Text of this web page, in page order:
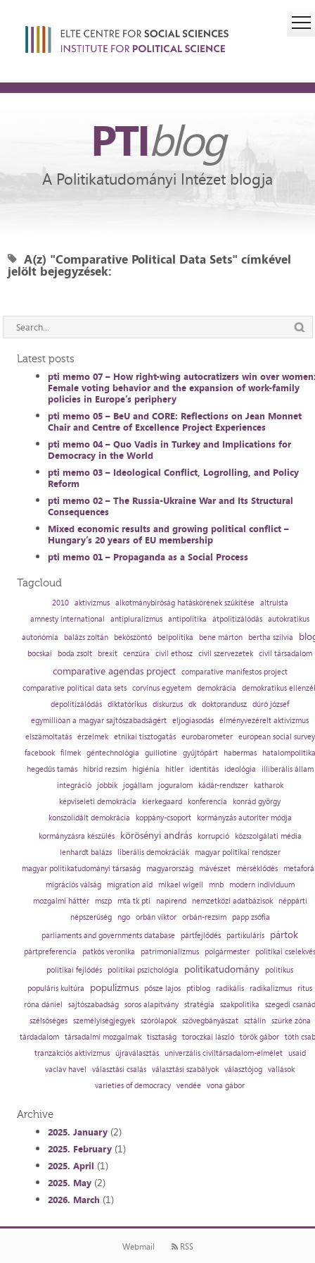
PTIblog
A Politikatudományi Intézet blogja
A(z) "Comparative Political Data Sets" címkével
jelölt bejegyzések:
Latest posts
pti memo 07 – How right-wing autocratizers win over
Female voting behavior and the expansion of work-family
policies in Europe’s periphery
pti memo 05 – BeU and CORE: Reflections on Jean Monnet
Chair and Centre of Excellence Project Experiences
pti memo 04 – Quo Vadis in Turkey and Implications for
Democracy in the World
pti memo 03 – Ideological Conflict, Logrolling, and Policy
Reform
pti memo 02 – The Russia-Ukraine War and Its Structural
Consequences
Mixed economic results and growing political conflict –
Hungary’s 20 years of EU membership
pti memo 01 – Propaganda as a Social Process
Tagcloud
2010 aktivizmus alkotmánybíróság hatáskörének szűkítése
altruista
amnesty international
antipluralizmus antipolitika átpolitizálódás autokratikus
autonómia
balázs zoltán beköszöntő belpolitika bene márton bertha szilvia
bocskai boda zsolt brexit cenzúra civil ethosz civil szervezetek civil társadalom
comparative agendas project
comparative manifestos project
comparative political data sets corvinus egyetem demokrácia
demokratikus
depolitizálódás diktatórikus diskurzus dk doktorandusz dúró józsef
egymillióan a magyar sajtószabadságért eljogiasodás élményvezérelt aktivizmus
elszámoltatás
érzelmek etnikai tisztogatás eurobarometer
european social survey
facebook
filmek géntechnológia guillotine gyűjtőpárt habermas
hatalompolitika
hegedűs tamás
hibrid rezsim higiénia hitler identitás ideológia
illiberális állam
integráció
jobbik jogállam joguralom kádár-rendszer
katharok
képviseleti demokrácia
kierkegaard konferencia
konrád györgy
konszolidált demokrácia
koppány-csoport
kormányzás autoriter módja
kormányzásra készülés
körösényi andrás korrupció
közszolgálati média
lenhardt balázs
liberális demokráciák
magyar politikai rendszer
magyar politikatudományi társaság
magyarország mávészet mérséklődés
migrációs válság
migration aid mikael wigell mnb
modern individuum
mozgalmi háttér
mszp mta tk pti napirend nemzetközi adatbázisok
néppárti
népszerűség
ngo orbán viktor orbán-rezsim
papp zsófia
parliaments and governments database
pártfejlődés partikuláris pártok
pártpreferencia patkós veronika patrimonializmus polgármester
politikai
politikai fejlődés
politikai pszichológia politikatudomány
politikus
populáris kultúra
populizmus pősze lajos ptiblog radikális radikalizmus
rítus
róna dániel
sajtószabadság soros alapítvány stratégia szakpolitika
szegedi
szélsőséges
személyiségjegyek szórólapok szövegbányászat sztálin
szürke zóna
tárdadalom társadalmi mozgalmak tisztaság toroczkai lászló török gábor tóth
tranzakciós aktivizmus
újraválasztás univerzális civiltársadalom-elmélet
usaid
vaclav havel
választási csalás választási szabályok választójog vallások
varieties of democracy vendée vona gábor
Archive
2025. January(2)
2025. February(1)
2025. April (1)
2025. May(2)
2026. March (1)
Webmail RSS